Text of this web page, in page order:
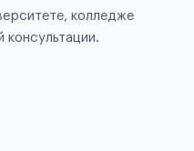
колледже
консультации.